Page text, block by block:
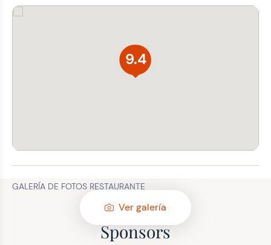
9.4
GALERÍA DE FOTOS RESTAURANTE
Ver galería
Sponsors